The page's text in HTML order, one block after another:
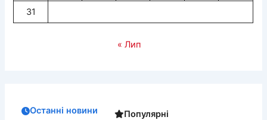
31
« Лип
Останні новини Популярні